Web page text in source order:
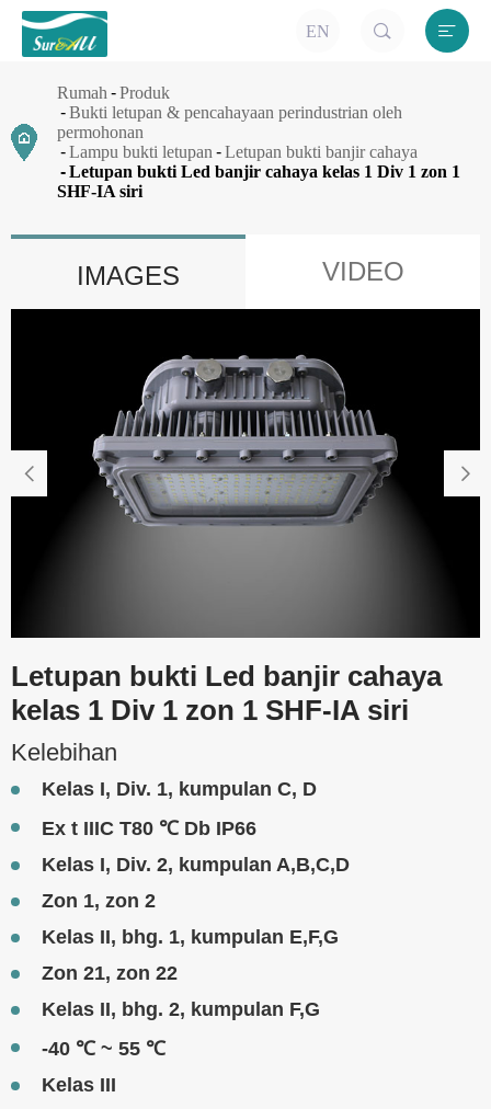
EN  
Rumah
Produk
Bukti letupan & pencahayaan perindustrian oleh
permohonan
Lampu bukti letupan
Letupan bukti banjir cahaya
Letupan bukti Led banjir cahaya kelas 1 Div 1 zon 1
SHF-IA siri
IMAGES VIDEO
 
Letupan bukti Led banjir cahaya
kelas 1 Div 1 zon 1 SHF-IA siri
Kelebihan
Kelas I, Div. 1, kumpulan C, D
Ex t IIIC T80 ℃ Db IP66
Kelas I, Div. 2, kumpulan A,B,C,D
Zon 1, zon 2
Kelas II, bhg. 1, kumpulan E,F,G
Zon 21, zon 22
Kelas II, bhg. 2, kumpulan F,G
-40 ℃ ~ 55 ℃
Kelas III